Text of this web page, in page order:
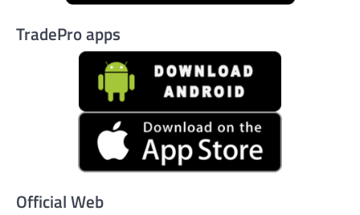
TradePro apps
Official Web